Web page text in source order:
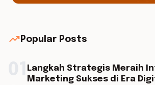
trending_up Popular Posts
Langkah Strategis Meraih
Marketing Sukses di Era